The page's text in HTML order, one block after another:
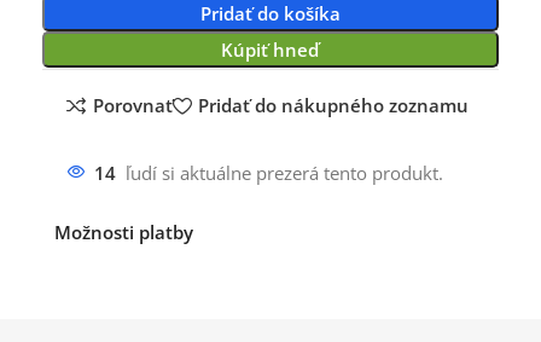
Pridať do košíka
Kúpiť hneď
Porovnať Pridať do nákupného zoznamu
14 ľudí si aktuálne prezerá tento produkt.
Možnosti platby